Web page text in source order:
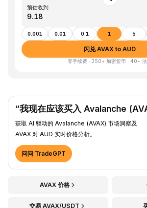
预估收到
0.001 0.01 0.1 1 5
闪兑 AVAX to AUD
零手续费 · 350+ 加密货币 · 40+
“我现在应该买入 Avalanche
获取 AI 驱动的 Avalanche (AVAX) 市场洞察及
AVAX 对 AUD 实时价格分析。
问问 TradeGPT
AVAX 价格
交易 AVAX/USDT